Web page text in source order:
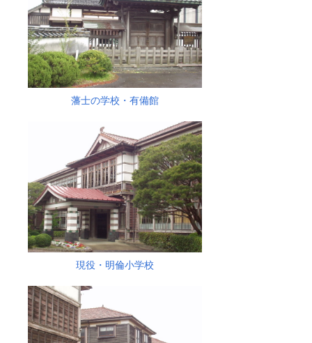
藩士の学校・有備館
現役・明倫小学校